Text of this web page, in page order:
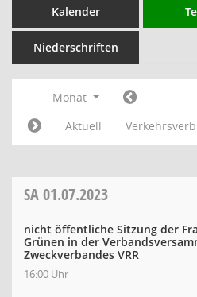
Kalender
Niederschriften
Monat
Aktuell
SA01.07.2023
nicht öffentliche Sitzung der
Grünen in der
Zweckverbandes VRR
16:00 Uhr